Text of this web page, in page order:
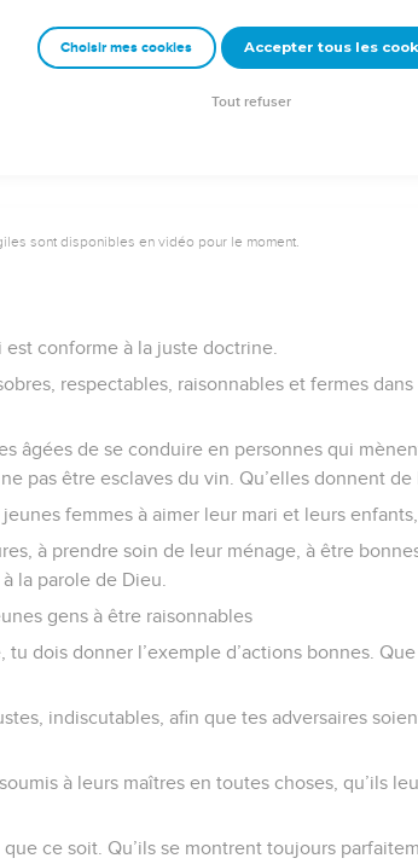
action bonne.
1997, avec autorisation. Pour vous procurer une Bible
sont disponibles en vidéo pour le moment.
conforme à la juste doctrine.
respectables, raisonnables et fermes
âgées de se conduire en personnes qui
pas être esclaves du vin. Qu’elles donnent de
femmes à aimer leur mari et leurs enfants,
à prendre soin de leur ménage, à être
la parole de Dieu.
gens à être raisonnables
tu dois donner l’exemple d’actions bonnes.
indiscutables, afin que tes adversaires
à leurs maîtres en toutes choses, qu’ils
ce soit. Qu’ils se montrent toujours
Choisir mes cookies Accepter tous les
Tout refuser